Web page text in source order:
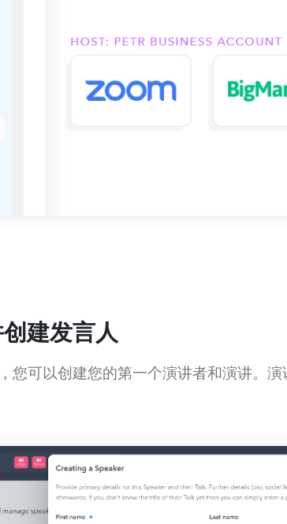
建发言人
您可以创建您的第一个演讲者和演讲。